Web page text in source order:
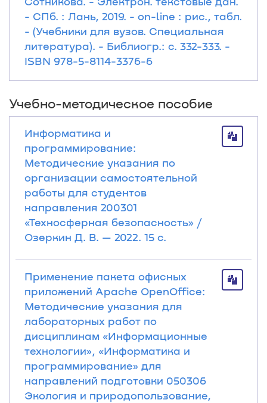
- СПб. : Лань, 2019. - on-line : рис., табл.
- (Учебники для вузов. Специальная
литература). - Библиогр.: с. 332-333. -
ISBN 978-5-8114-3376-6
Учебно-методическое пособие
Информатика и
программирование:
Методические указания по
организации самостоятельной
работы для студентов
направления 200301
«Техносферная безопасность» /
Озеркин Д. В. — 2022. 15 с.
Применение пакета офисных
приложений Apache OpenOffice:
Методические указания для
лабораторных работ по
дисциплинам «Информационные
технологии», «Информатика и
программирование» для
направлений подготовки 050306
Экология и природопользование,